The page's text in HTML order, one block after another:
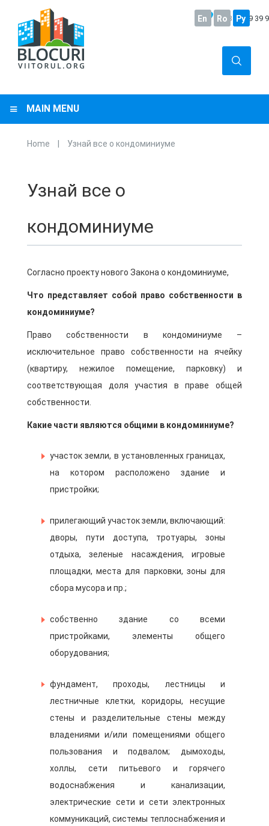
+373 22 29 39
En Ro Ру
MAIN MENU
You are here
Home | Узнай все о кондоминиуме
Узнай все о
кондоминиуме
Согласно проекту нового Закона о кондоминиуме,
Что представляет собой право собственности в
кондоминиуме?
Право собственности в кондоминиуме –
исключительное право собственности на ячейку
(квартиру, нежилое помещение, парковку) и
соответствующая доля участия в праве общей
собственности.
Какие части являются общими в кондоминиуме?
участок земли, в установленных границах,
на котором расположено здание и
пристройки;
прилегающий участок земли, включающий:
дворы, пути доступа, тротуары, зоны
отдыха, зеленые насаждения, игровые
площадки, места для парковки, зоны для
сбора мусора и пр.;
собственно здание со всеми
пристройками, элементы общего
оборудования;
фундамент, проходы, лестницы и
лестничные клетки, коридоры, несущие
стены и разделительные стены между
владениями и/или помещениями общего
пользования и подвалом; дымоходы,
холлы, сети питьевого и горячего
водоснабжения и канализации,
электрические сети и сети электронных
коммуникаций, системы теплоснабжения и